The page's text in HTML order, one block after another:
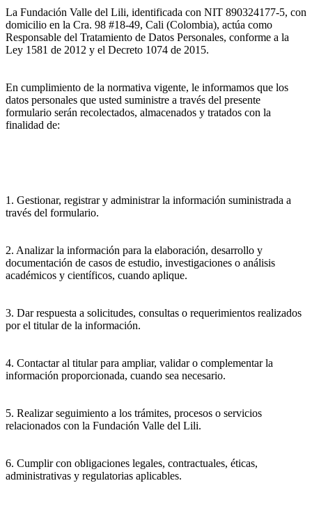
La Fundación Valle del Lili, identificada con NIT 890324177-5, con
domicilio en la Cra. 98 #18-49, Cali (Colombia), actúa como
Responsable del Tratamiento de Datos Personales, conforme a la
Ley 1581 de 2012 y el Decreto 1074 de 2015.
En cumplimiento de la normativa vigente, le informamos que los
datos personales que usted suministre a través del presente
formulario serán recolectados, almacenados y tratados con la
finalidad de:
1. Gestionar, registrar y administrar la información suministrada a
través del formulario.
2. Analizar la información para la elaboración, desarrollo y
documentación de casos de estudio, investigaciones o análisis
académicos y científicos, cuando aplique.
3. Dar respuesta a solicitudes, consultas o requerimientos realizados
por el titular de la información.
4. Contactar al titular para ampliar, validar o complementar la
información proporcionada, cuando sea necesario.
5. Realizar seguimiento a los trámites, procesos o servicios
relacionados con la Fundación Valle del Lili.
6. Cumplir con obligaciones legales, contractuales, éticas,
administrativas y regulatorias aplicables.